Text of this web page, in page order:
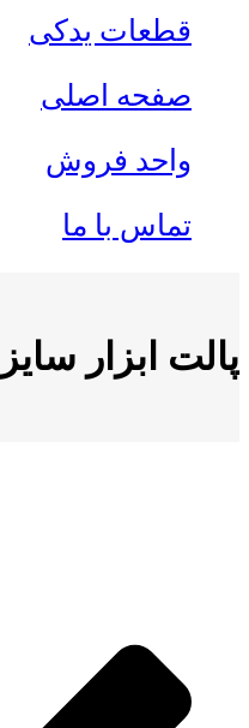
قطعات یدکی
صفحه اصلی
واحد فروش
تماس با ما
پالت ابزار سایز 3